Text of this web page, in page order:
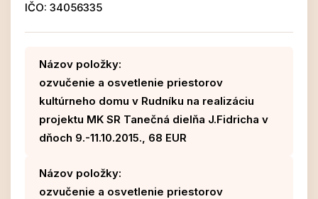
IČO: 34056335
Názov položky:
ozvučenie a osvetlenie priestorov
kultúrneho domu v Rudníku na realizáciu
projektu MK SR Tanečná dielňa J.Fidricha v
dňoch 9.-11.10.2015., 68 EUR
Názov položky:
ozvučenie a osvetlenie priestorov